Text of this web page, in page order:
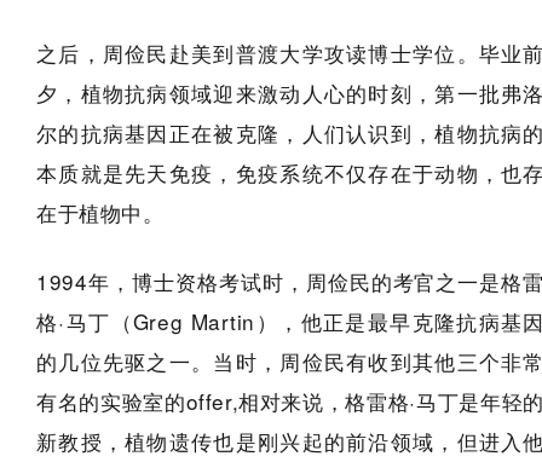
之后，周俭民赴美到普渡大学攻读博士学位。毕业
夕，植物抗病领域迎来激动人心的时刻，第一批弗
尔的抗病基因正在被克隆，人们认识到，植物抗病
本质就是先天免疫，免疫系统不仅存在于动物，也
在于植物中。
1994年，博士资格考试时，周俭民的考官之一是格
格·马丁（Greg Martin），他正是最早克隆抗病基
的几位先驱之一。当时，周俭民有收到其他三个非
有名的实验室的offer,相对来说，格雷格·马丁是年轻
新教授，植物遗传也是刚兴起的前沿领域，但进入